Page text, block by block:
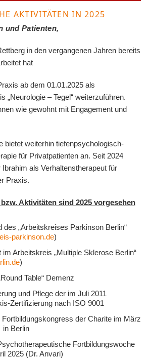
AKTIVITÄTEN IN 2025
und Patienten,
in den vergangenen Jahren bereits
hat
ab dem 01.01.2025 als
„Neurologie – Tegel“ weiterzuführen.
wie gewohnt mit Engagement und
bietet weiterhin tiefenpsychologisch-
für Privatpatienten an. Seit 2024
als Verhaltenstherapeut für
Praxis.
Aktivitäten sind 2025 vorgesehen
des „Arbeitskreises Parkinson Berlin“
parkinson.de)
Arbeitskreis „Multiple Sklerose Berlin“
)
Table“ Demenz
und Pflege der im Juli 2011
Zertifizierung nach ISO 9001
der Charite im März
in Berlin
Fortbildungswoche
2025 (Dr. Anvari)